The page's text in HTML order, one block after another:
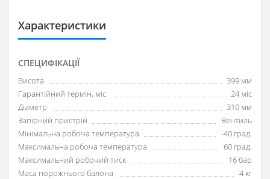
Характеристики
СПЕЦИФІКАЦІЇ
Висота
399 мм
Гарантійний термін, міс
24 міс
Діаметр
310 мм
Запірний пристрій
Вентиль
Мінімальна робоча температура
-40 град.
Максимальна робоча температура
60 град.
Максимальний робочий тиск
16 бар
Маса порожнього балона
4 кг